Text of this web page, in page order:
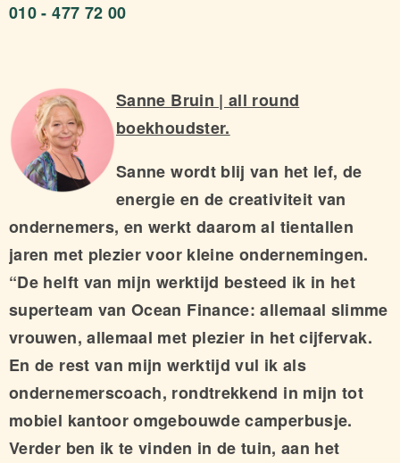
010 - 477 72 00
Sanne Bruin | all round
boekhoudster.
Sanne wordt blij van het lef, de
energie en de creativiteit van
ondernemers, en werkt daarom al tientallen
jaren met plezier voor kleine ondernemingen.
“De helft van mijn werktijd besteed ik in het
superteam van Ocean Finance: allemaal slimme
vrouwen, allemaal met plezier in het cijfervak.
En de rest van mijn werktijd vul ik als
ondernemerscoach, rondtrekkend in mijn tot
mobiel kantoor omgebouwde camperbusje.
Verder ben ik te vinden in de tuin, aan het